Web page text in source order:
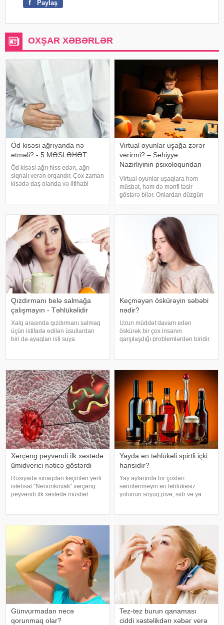
f Paylaş
OXŞAR XƏBƏRLƏR
Öd kisəsi ağrıyanda nə
etməli? - 5 MƏSLƏHƏT
Öd kisəsi ağrı hiss edən, ağrı
siqnalı verən orqandır. Çox zaman
kisədə daş olanda və iltihabi
bu zaman hətta ağrıkəsic
Virtual oyunlar uşağa zərər
verirmi? – Səhiyyə
Nazirliyinin psixoloqundan
Virtual oyunlar uşaqlara həm
müsbət, həm də mənfi təsir
göstərə bilər. Onlardan düzgün
rejimdə istifadə edildikdə zehni
artıq oynanılması fiziki və psixoloji
problemlərə səbəb ola bilər
Qızdırmanı belə salmağa
çalışmayın - Təhlükəlidir
Xalq arasında qızdırmanı salmaq
üçün istifadə edilən üsullardan
biri də ayaqları isti suya
ağırlaşdıra bilər. xəbər verir ki,
yüksə
Keçməyən öskürəyin səbəbi
nədir?
Uzun müddət davam edən
öskürək bir çox insanın
qarşılaşdığı problemlərdən biridir.
hər zaman tənəffüs yolu
infeksiyası olmur
Xərçəng peyvəndi ilk xəstədə
ümidverici nəticə göstərdi
Rusiyada sınaqdan keçirilən yerli
istehsal "Neoonkovak" xərçəng
peyvəndi ilk xəstədə müsbət
Epidemiologiya və Mikrobiologiya
Yayda ən təhlükəli spirtli içki
hansıdır?
Yay aylarında bir çoxları
sərinlənməyin ən təhlükəsiz
yolunun soyuq pivə, sidr və ya
az alkoqollu içkilər çox vaxt
zərərsi
Günvurmadan necə
qorunmaq olar?
Tez-tez burun qanaması
ciddi xəstəlikdən xəbər verə